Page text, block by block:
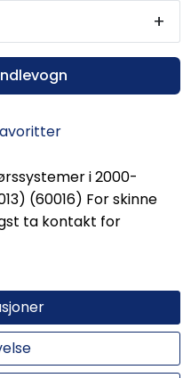
+
i 2000-
(60016) For skinne
ta kontakt for